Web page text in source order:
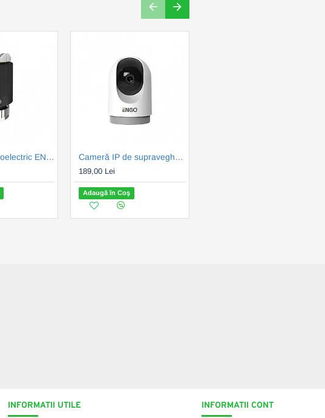
Actuator termoelectric ENGO M28X1.5, 230V, normal inchis (ENGE28NC-230) Cameră IP de supraveghere Engo Smart 360° interior - WiFi - 4MP - IR - 1440p - alb (ENGECAM)
189,00 Lei
Adaugă în Coş
INFORMATII UTILE INFORMATII CONT